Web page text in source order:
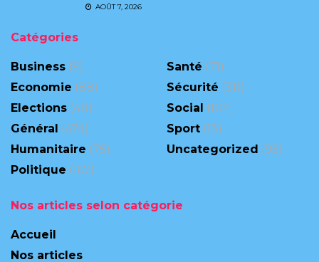
AOÛT 7, 2026
Catégories
Business (9)
Economie (88)
Elections (48)
Général
(474)
Humanitaire (75)
Politique (167)
Santé (71)
Sécurité (311)
Social
(104)
Sport (13)
Uncategorized (95)
Nos articles selon catégorie
Accueil
Nos articles